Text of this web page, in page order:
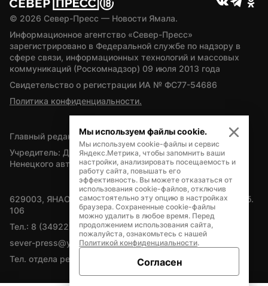
© 2026 Север-Пресс — Новости Ямала.
Информационное агентство «Север-Пресс»
зарегистрировано в Федеральной службе по надзору в
сфере связи, информационных технологий и массовых
коммуникаций (Роскомнадзор) 09 июля 2013 года
Свидетельство о регистрации ИА № ФС77-54686
Политика конфиденциальности.
Главный редактор — А.Л. Поздеев
Учредитель: Департамент внутренней политики Ямало-
Ненецкого автономного округа
629003, ЯНАО, Салехард, мкр. Богдана Кнунянца, д.1, каб.
106
Тел.: 8 (34922) 71262
sever-press@yamal-media.ru
Тел. отдела рекламы: 8 (34922) 42728
Мы используем файлы cookie.
Мы используем cookie-файлы и сервис
Яндекс.Метрика, чтобы запомнить ваши
настройки, анализировать посещаемость и
работу сайта, повышать его
эффективность. Вы можете отказаться от
использования cookie-файлов, отключив
самостоятельно эту опцию в настройках
браузера. Сохраненные cookie-файлы
можно удалить в любое время. Перед
продолжением использования сайта,
пожалуйста, ознакомьтесь с нашей
Политикой конфиденциальности.
Согласен